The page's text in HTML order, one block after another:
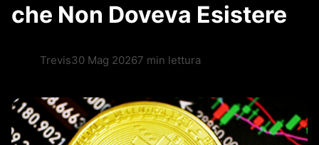
che Non Doveva Esistere
Trevis30 Mag 20267 min lettura